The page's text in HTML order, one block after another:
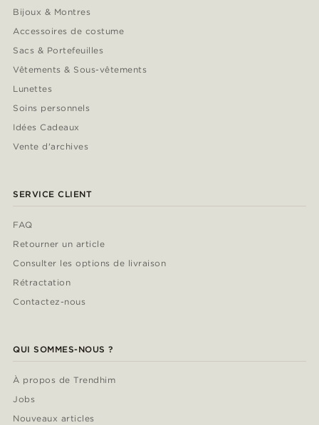
Bijoux & Montres
Accessoires de costume
Sacs & Portefeuilles
Vêtements & Sous-vêtements
Lunettes
Soins personnels
Idées Cadeaux
Vente d'archives
SERVICE CLIENT
FAQ
Retourner un article
Consulter les options de livraison
Rétractation
Contactez-nous
QUI SOMMES-NOUS ?
À propos de Trendhim
Jobs
Nouveaux articles